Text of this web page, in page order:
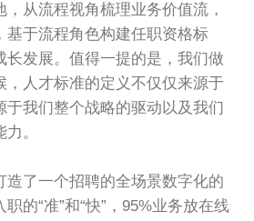
从流程视角梳理业务价值流，
基于流程角色构建任职资格标
长发展。值得一提的是，我们做
，人才标准的定义不仅仅来源于
于我们整个战略的驱动以及我们
。
造了一个招聘的全场景数字化的
的“准”和“快”，95%业务放在线